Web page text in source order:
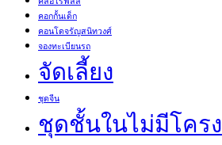
คอกกั้นเด็ก
คอนโดจรัญสนิทวงศ์
จองทะเบียนรถ
จัดเลี้ยง
ชุดจีน
ชุดชั้นในไม่มีโครง